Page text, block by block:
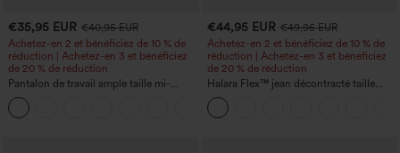
€35,95 EUR €40,95 EUR
Achetez-en 2 et bénéficiez de 10 % de
réduction | Achetez-en 3 et bénéficiez
de 20 % de réduction
Pantalon de travail ample taille mi-
haute, coupe « barrel » (jambe en forme
de tonneau) avec poches
€44,95 EUR €49,95 EUR
Achetez-en 2 et bénéficiez de 10 % de
réduction | Achetez-en 3 et bénéficiez
de 20 % de réduction
Halara Flex™ jean décontracté taille
haute, large, avec poches, ourlet
retroussé et effet délavé